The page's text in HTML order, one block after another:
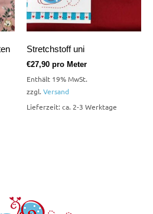
Stretchstoff uni
€27,90 pro Meter
Enthält 19% MwSt.
zzgl. Versand
Lieferzeit: ca. 2-3 Werktage